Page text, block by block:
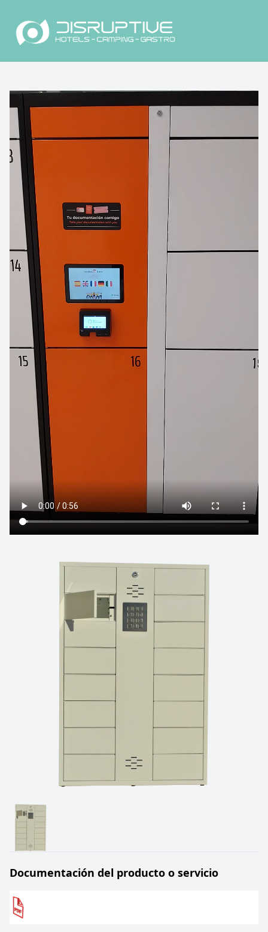
Documentación del producto o servicio